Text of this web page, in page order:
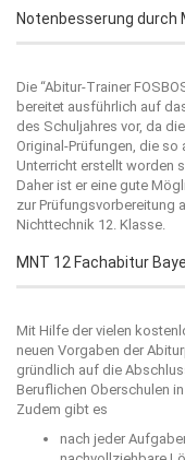
Notenbesserung durch
Die “Abitur-Trainer
bereitet ausführlich auf
des Schuljahres vor, da
Original-Prüfungen, die
Unterricht erstellt worden
Daher ist er eine gute
zur Prüfungsvorbereitung
Nichttechnik 12. Klasse.
MNT 12 Fachabitur
Mit Hilfe der vielen
neuen Vorgaben der
gründlich auf die
Beruflichen Oberschulen
Zudem gibt es
nach jeder